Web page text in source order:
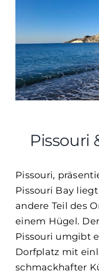
Pissouri
Pissouri,
Pissouri Bay
andere Teil des
einem Hügel.
Pissouri umgibt
Dorfplatz mit
schmackhafter